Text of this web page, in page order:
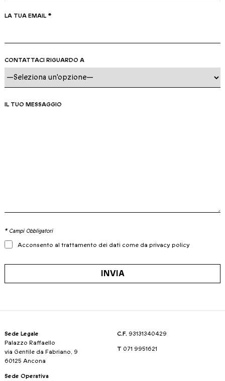
LA TUA EMAIL *
CONTATTACI RIGUARDO A
IL TUO MESSAGGIO
* Campi Obbligatori
Acconsento al trattamento dei dati come da privacy policy
INVIA
Sede Legale
Palazzo Raffaello
via Gentile da Fabriano, 9
60125 Ancona
Sede Operativa
C.F. 93131340429
T 071 9951621